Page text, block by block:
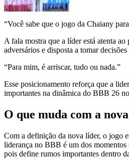
“Você sabe que o jogo da Chaiany
A fala mostra que a líder está atenta
adversários e disposta a tomar decisões
“Para mim, é arriscar, tudo ou nada.”
Esse posicionamento reforça que a
importantes na dinâmica do BBB 26
O que muda com a
Com a definição da nova líder, o jogo
liderança no BBB é um dos momentos
pois define rumos importantes dentro